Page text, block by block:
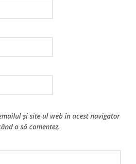
și site-ul web în acest navigator
o să comentez.